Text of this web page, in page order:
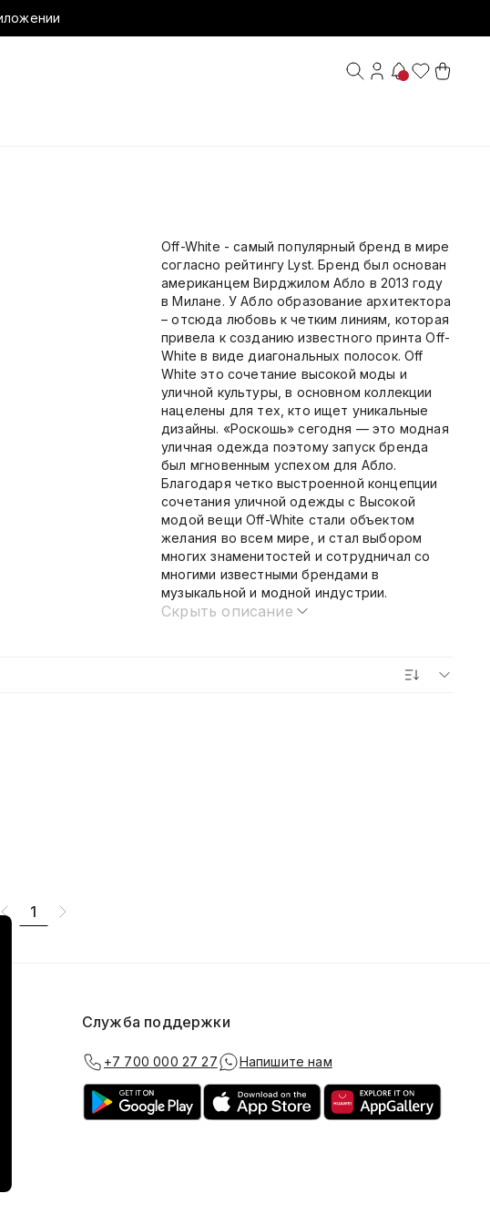
Off-White - самый популярный бренд в мире
согласно рейтингу Lyst. Бренд был основан
американцем Вирджилом Абло в 2013 году
в Милане. У Абло образование архитектора
– отсюда любовь к четким линиям, которая
привела к созданию известного принта Off-
White в виде диагональных полосок. Off
White это сочетание высокой моды и
уличной культуры, в основном коллекции
нацелены для тех, кто ищет уникальные
дизайны. «Роскошь» сегодня — это модная
уличная одежда поэтому запуск бренда
был мгновенным успехом для Абло.
Благодаря четко выстроенной концепции
сочетания уличной одежды с Высокой
модой вещи Off-White стали объектом
желания во всем мире, и стал выбором
многих знаменитостей и сотрудничал со
многими известными брендами в
музыкальной и модной индустрии.
Скрыть описание
1
Служба поддержки
+7 700 000 27 27 Напишите нам